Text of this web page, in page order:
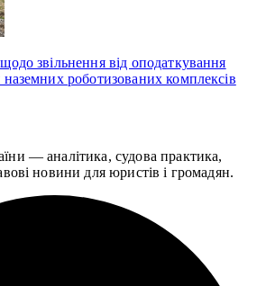
звільнення від оподаткування
наземних роботизованих комплексів
— аналітика, судова практика,
новини для юристів і громадян.